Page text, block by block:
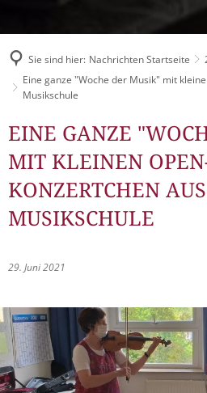
Schlitzer Geschichten
Sie sind hier: Nachrichten Startseite
Eine ganze "Woche der Musik" mit
Musikschule
EINE GANZE
MIT KLEINEN
KONZERTCHEN
MUSIKSCHULE
29. Juni 2021